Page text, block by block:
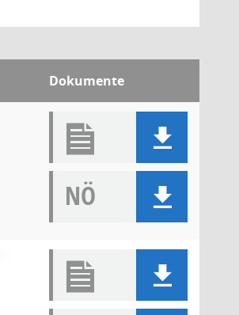
Dokumente
NÖ